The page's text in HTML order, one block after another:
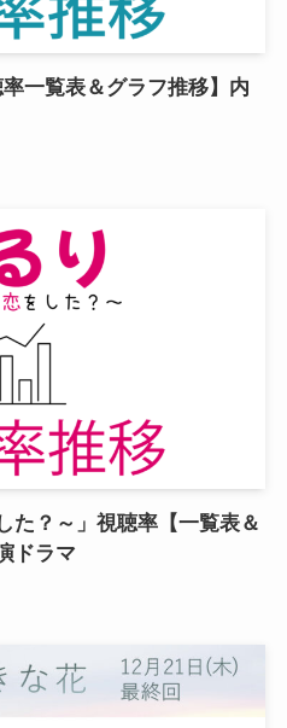
一覧表＆グラフ推移】内
た？～」視聴率【一覧表＆
ドラマ